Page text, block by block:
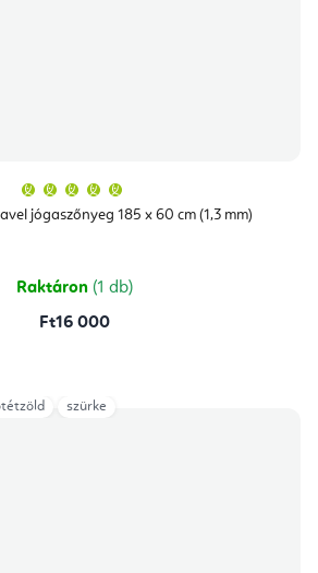
jógaszőnyeg 185 x 60 cm (1,3 mm)
átlagos
értékelése
csillag.
Raktáron (1 db)
Ft16 000
szürke